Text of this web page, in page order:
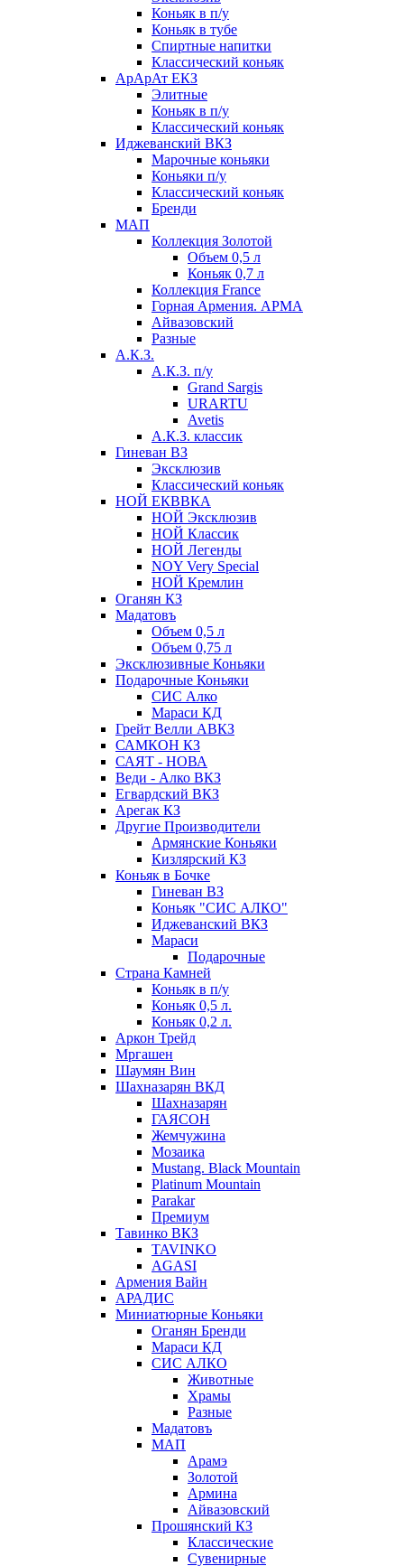
Коньяк в п/у
Коньяк в тубе
Спиртные напитки
Классический коньяк
АрАрАт ЕКЗ
Элитные
Коньяк в п/у
Классический коньяк
Иджеванский ВКЗ
Марочные коньяки
Коньяки п/у
Классический коньяк
Бренди
МАП
Коллекция Золотой
Объем 0,5 л
Коньяк 0,7 л
Коллекция France
Горная Армения. АРМА
Айвазовский
Разные
А.К.З.
А.К.З. п/у
Grand Sargis
URARTU
Avetis
А.К.З. классик
Гиневан ВЗ
Эксклюзив
Классический коньяк
НОЙ ЕКВВКА
НОЙ Эксклюзив
НОЙ Классик
НОЙ Легенды
NOY Very Speсial
НОЙ Кремлин
Оганян КЗ
Мадатовъ
Объем 0,5 л
Объем 0,75 л
Эксклюзивные Коньяки
Подарочные Коньяки
СИС Алко
Мараси КД
Грейт Велли АВКЗ
САМКОН КЗ
САЯТ - НОВА
Веди - Алко ВКЗ
Егвардский ВКЗ
Арегак КЗ
Другие Производители
Армянские Коньяки
Кизлярский КЗ
Коньяк в Бочке
Гиневан ВЗ
Коньяк "СИС АЛКО"
Иджеванский ВКЗ
Мараси
Подарочные
Страна Камней
Коньяк в п/у
Коньяк 0,5 л.
Коньяк 0,2 л.
Аркон Трейд
Мргашен
Шаумян Вин
Шахназарян ВКД
Шахназарян
ГАЯСОН
Жемчужина
Мозаика
Mustang. Black Mountain
Platinum Mountain
Parakar
Премиум
Тавинко ВКЗ
TAVINKO
AGASI
Армения Вайн
АРАДИС
Миниатюрные Коньяки
Оганян Бренди
Мараси КД
СИС АЛКО
Животные
Храмы
Разные
Мадатовъ
МАП
Арамэ
Золотой
Армина
Айвазовский
Прошянский КЗ
Классические
Сувенирные